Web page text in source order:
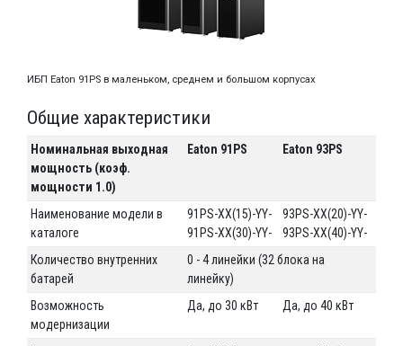
ИБП Eaton 91PS в маленьком, среднем и большом корпусах
Общие характеристики
Номинальная выходная
мощность (коэф.
мощности 1.0)
Eaton 91PS Eaton 93PS
Наименование модели в
каталоге
91PS-XX(15)-YY-
91PS-XX(30)-YY-
93PS-XX(20)-YY-
93PS-XX(40)-YY-
Количество внутренних
батарей
0 - 4 линейки (32 блока на
линейку)
Возможность
модернизации
Да, до 30 кВт Да, до 40 кВт